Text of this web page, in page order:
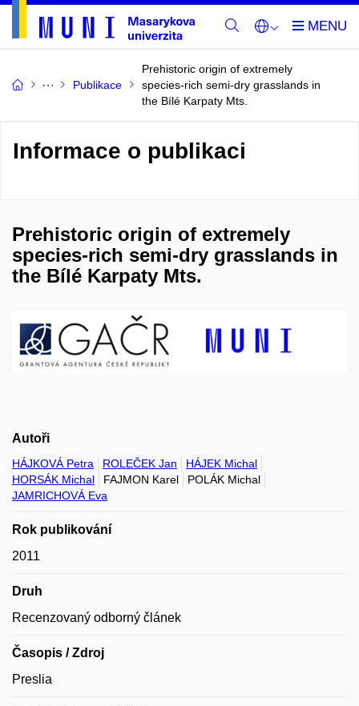
Publikace
Prehistoric origin of extremely
species-rich semi-dry grasslands in
the Bílé Karpaty Mts.
Informace o publikaci
Prehistoric origin of extremely
species-rich semi-dry grasslands in
the Bílé Karpaty Mts.
Autoři
HÁJKOVÁ Petra ROLEČEK Jan
HÁJEK Michal
HORSÁK Michal
FAJMON Karel
POLÁK Michal
JAMRICHOVÁ Eva
Rok publikování
2011
Druh
Recenzovaný odborný článek
Časopis / Zdroj
Preslia